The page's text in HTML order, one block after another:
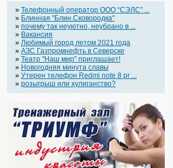
» Телефонный оператор OOO “СЭЛС” ...
» Блинная "Блин.Сковородка"
» почему так неуютно, неубрано в ...
» Вакансия
» Любимый город летом 2021 года
» АЗС Газпромнефть в Северске
» Театр "Наш мир" приглашает!
» Новогодняя минута славы
» Утерен телефон Redmi note 8 pr ...
» розыгрыш или хулиганство?